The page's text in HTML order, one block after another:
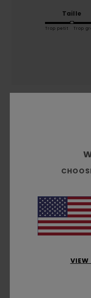
Taille
Trop petit Trop
Je recommande ce
VIEW